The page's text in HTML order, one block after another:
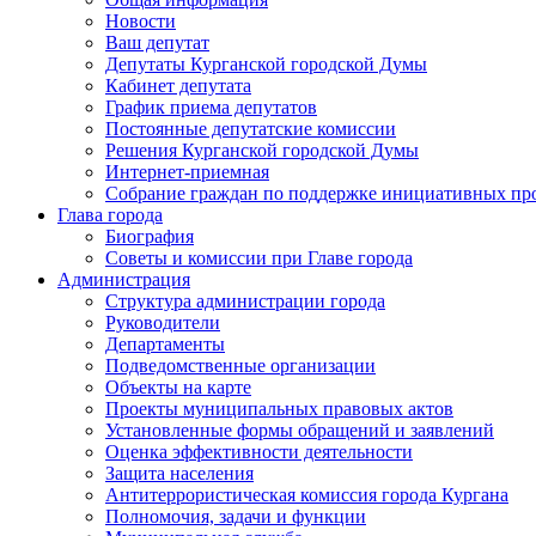
Новости
Ваш депутат
Депутаты Курганской городской Думы
Кабинет депутата
График приема депутатов
Постоянные депутатские комиссии
Решения Курганской городской Думы
Интернет-приемная
Собрание граждан по поддержке инициативных
Глава города
Биография
Советы и комиссии при Главе города
Администрация
Структура администрации города
Руководители
Департаменты
Подведомственные организации
Объекты на карте
Проекты муниципальных правовых актов
Установленные формы обращений и заявлений
Оценка эффективности деятельности
Защита населения
Антитеррористическая комиссия города Кургана
Полномочия, задачи и функции